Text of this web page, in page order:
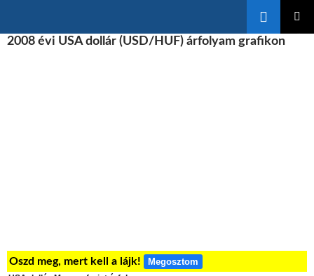
A
2008 évi USA dollár (USD/HUF) árfolyam grafikon
Oszd meg, mert kell a lájk! Megosztom